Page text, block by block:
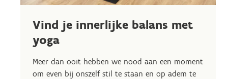
Vind je innerlijke balans met
yoga
Meer dan ooit hebben we nood aan een moment
om even bij onszelf stil te staan en op adem te